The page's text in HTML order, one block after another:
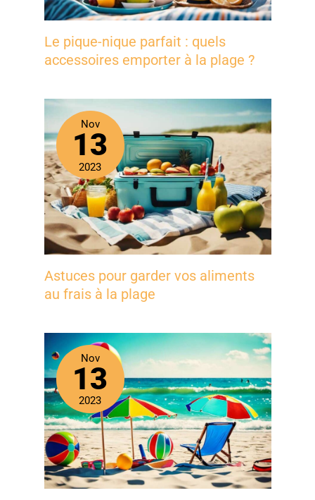
Le pique-nique parfait : quels
accessoires emporter à la plage ?
Nov
13
2023
Astuces pour garder vos aliments
au frais à la plage
Nov
13
2023